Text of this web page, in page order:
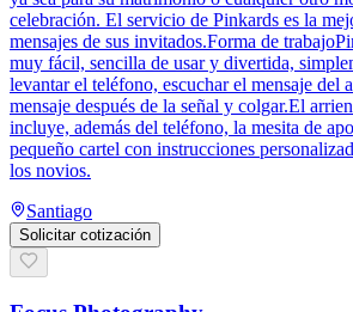
celebración. El servicio de Pinkards es la
mensajes de sus invitados.Forma de
muy fácil, sencilla de usar y divertida,
levantar el teléfono, escuchar el mensaje del
mensaje después de la señal y colgar.El
incluye, además del teléfono, la mesita de
pequeño cartel con instrucciones
los novios.
Santiago
Solicitar cotización